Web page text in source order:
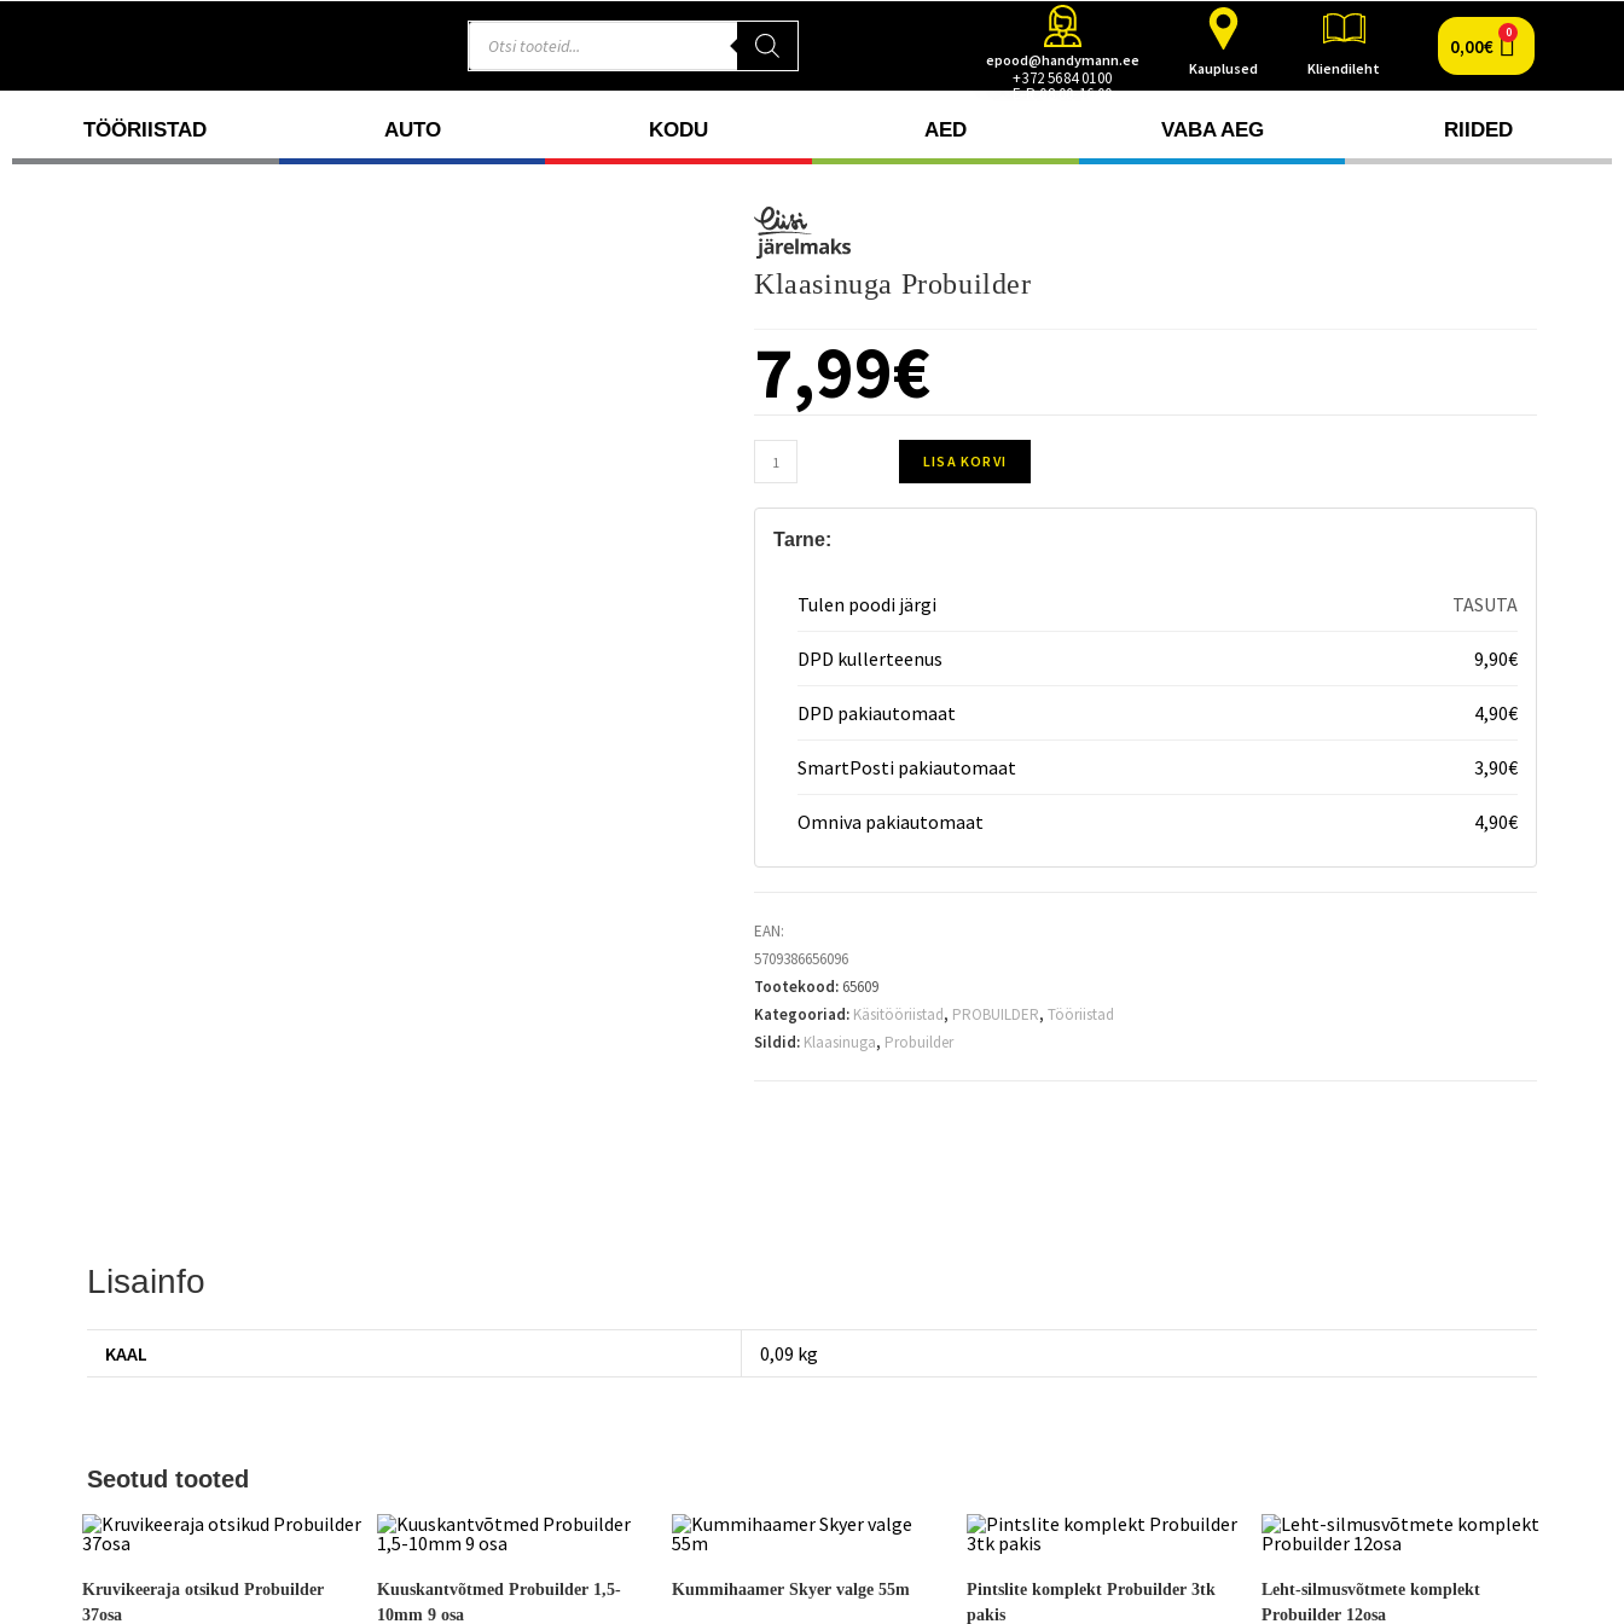
epood@handymann.ee
+372 5684 0100
E-R 08.00-16.00
Kauplused Kliendileht
0,00€
0
TÖÖRIISTAD AUTO KODU AED VABA AEG RIIDED
Klaasinuga Probuilder
7,99€
LISA KORVI
Tarne:
Tulen poodi järgi TASUTA
DPD kullerteenus 9,90€
DPD pakiautomaat 4,90€
SmartPosti pakiautomaat 3,90€
Omniva pakiautomaat 4,90€
EAN:
5709386656096
Tootekood: 65609
Kategooriad: Käsitööriistad, PROBUILDER, Tööriistad
Sildid: Klaasinuga, Probuilder
Lisainfo
KAAL 0,09 kg
Seotud tooted
Kruvikeeraja otsikud Probuilder
37osa
Kuuskantvõtmed Probuilder 1,5-
10mm 9 osa
Kummihaamer Skyer valge 55m
Pintslite komplekt Probuilder 3tk
pakis
Leht-silmusvõtmete komplekt
Probuilder 12osa